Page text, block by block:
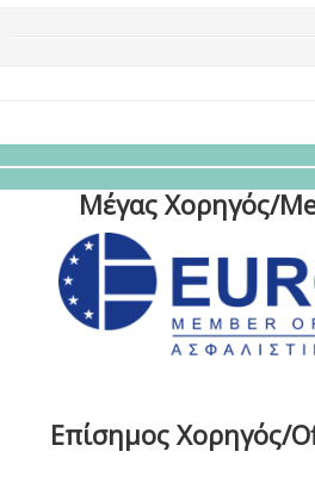
Μέγας Χορηγός/
Επίσημος Χορηγός/